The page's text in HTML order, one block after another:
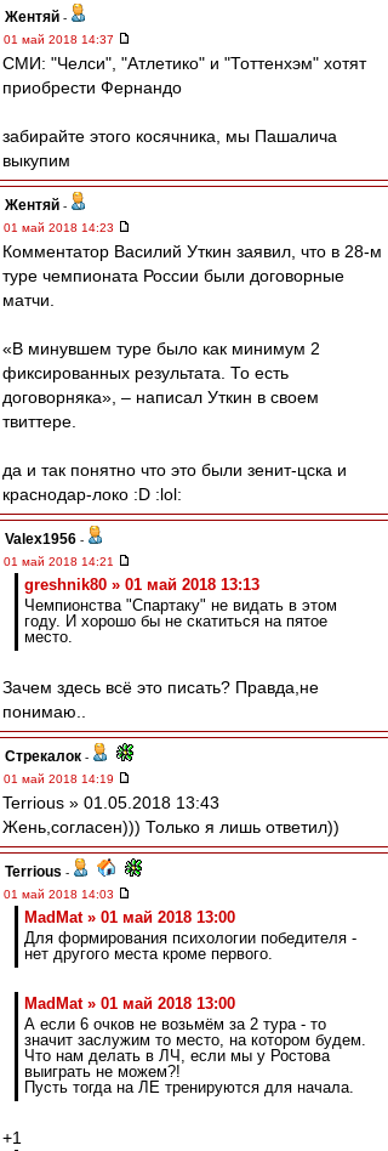
Жентяй -
01 май 2018 14:37
СМИ: "Челси", "Атлетико" и "Тоттенхэм" хотят
приобрести Фернандо
забирайте этого косячника, мы Пашалича
выкупим
Жентяй -
01 май 2018 14:23
Комментатор Василий Уткин заявил, что в 28-м
туре чемпионата России были договорные
матчи.
«В минувшем туре было как минимум 2
фиксированных результата. То есть
договорняка», – написал Уткин в своем
твиттере.
да и так понятно что это были зенит-цска и
краснодар-локо :D :lol:
Valex1956 -
01 май 2018 14:21
greshnik80 » 01 май 2018 13:13
Чемпионства "Спартаку" не видать в этом
году. И хорошо бы не скатиться на пятое
место.
Зачем здесь всё это писать? Правда,не
понимаю..
Стрекалок -
01 май 2018 14:19
Terrious » 01.05.2018 13:43
Жень,согласен))) Только я лишь ответил))
Terrious -
01 май 2018 14:03
MadMat » 01 май 2018 13:00
Для формирования психологии победителя -
нет другого места кроме первого.
MadMat » 01 май 2018 13:00
А если 6 очков не возьмём за 2 тура - то
значит заслужим то место, на котором будем.
Что нам делать в ЛЧ, если мы у Ростова
выиграть не можем?!
Пусть тогда на ЛЕ тренируются для начала.
+1